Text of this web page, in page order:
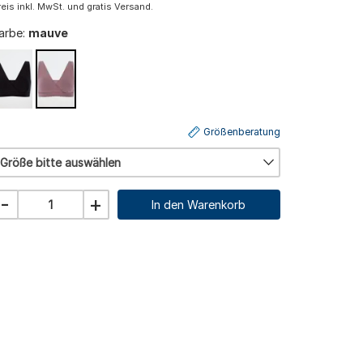
inkl. MwSt. und gratis Versand.
mauve
Größe bitte auswählen
Größenberatung
- + In den Warenkorb